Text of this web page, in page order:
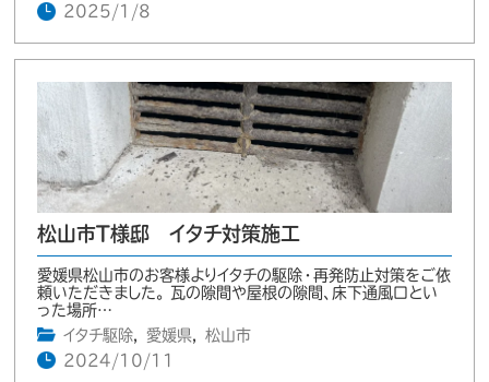
2025/1/8
松山市T様邸 イタチ対策施工
愛媛県松山市のお客様よりイタチの駆除・再発防止対策をご依
頼いただきました。 瓦の隙間や屋根の隙間、床下通風口とい
った場所…
イタチ駆除
愛媛県
松山市
2024/10/11